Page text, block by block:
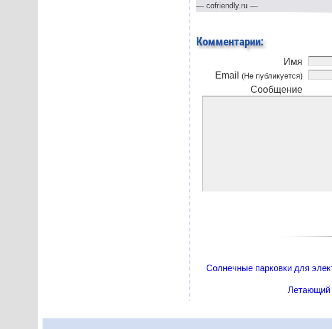
— cofriendly.ru —
Комментарии:
Имя
Email (Не публикуется)
Сообщение
Солнечные парковки для
Летающий